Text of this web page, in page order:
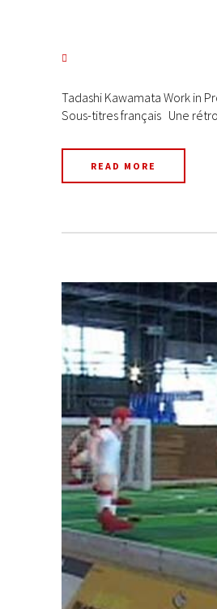
Tadashi Kawamata Work in
Sous-titres français Une
READ MORE